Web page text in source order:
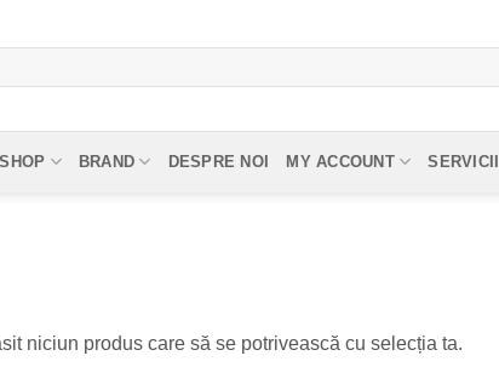
SHOP BRAND DESPRE NOI MY ACCOUNT SERVICII
niciun produs care să se potrivească cu selecția ta.